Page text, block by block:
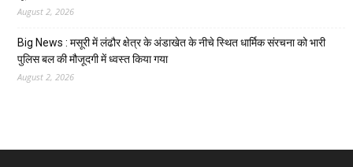
August 2, 2026
Big News : मसूरी में लंढौर क्षेत्र के अंडाखेत के नीचे स्थित धार्मिक संरचना को भारी
पुलिस बल की मौजूदगी में ध्वस्त किया गया
August 2, 2026